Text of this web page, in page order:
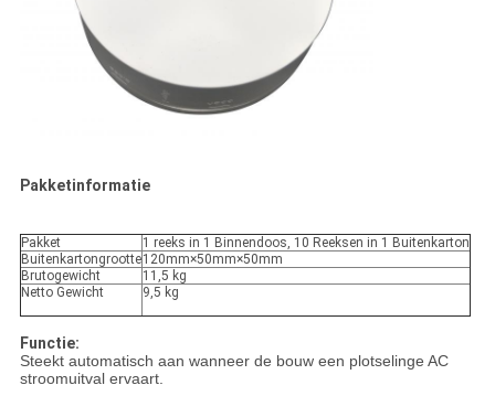
Pakketinformatie
Pakket
1 reeks in 1 Binnendoos, 10 Reeksen in 1 Buitenkarton
Buitenkartongrootte120mm×50mm×50mm
Brutogewicht
11,5 kg
Netto Gewicht
9,5 kg
Functie:
Steekt automatisch aan wanneer de bouw een plotselinge AC
stroomuitval ervaart.